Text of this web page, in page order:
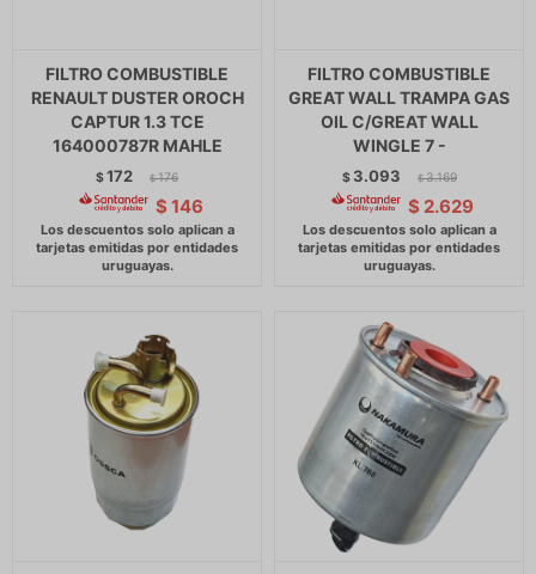
FILTRO COMBUSTIBLE
RENAULT DUSTER OROCH
CAPTUR 1.3 TCE
164000787R MAHLE
$172 $ 176
$ 146
FILTRO COMBUSTIBLE
GREAT WALL TRAMPA GAS
OIL C/GREAT WALL
WINGLE 7 -
$ 3.093 $ 3.169
$ 2.629